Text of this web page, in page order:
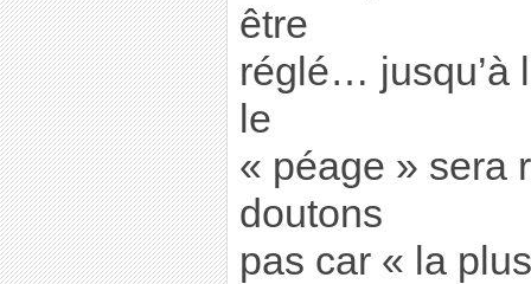
être
réglé… jusqu’à
le
« péage » sera
doutons
pas car « la